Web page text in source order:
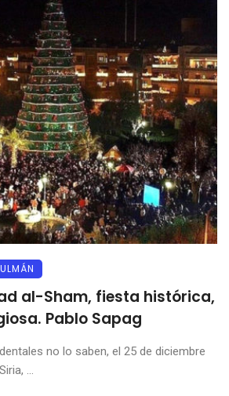
al-Sham, fiesta histórica,
Pablo Sapag
no lo saben, el 25 de diciembre
...